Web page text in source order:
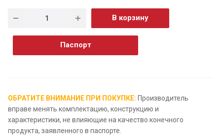
В корзину
Паспорт
ОБРАТИТЕ ВНИМАНИЕ ПРИ ПОКУПКЕ: Производитель
вправе менять комплектацию, конструкцию и
характеристики, не влияющие на качество конечного
продукта, заявленного в паспорте.